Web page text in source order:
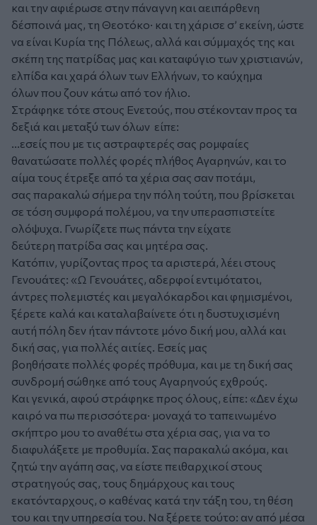
και την αφιέρωσε στην πάναγνη και αειπάρθενη
δέσποινά μας, τη Θεοτόκο· και τη χάρισε σ’ εκείνη, ώστε
να είναι Κυρία της Πόλεως, αλλά και σύμμαχός της και
σκέπη της πατρίδας μας και καταφύγιο των χριστιανών,
ελπίδα και χαρά όλων των Ελλήνων, το καύχημα
όλων που ζουν κάτω από τον ήλιο.
Στράφηκε τότε στους Ενετούς, που στέκονταν προς τα
δεξιά και μεταξύ των όλων είπε:
...εσείς που με τις αστραφτερές σας ρομφαίες
θανατώσατε πολλές φορές πλήθος Αγαρηνών, και το
αίμα τους έτρεξε από τα χέρια σας σαν ποτάμι,
σας παρακαλώ σήμερα την πόλη τούτη, που βρίσκεται
σε τόση συμφορά πολέμου, να την υπερασπιστείτε
ολόψυχα. Γνωρίζετε πως πάντα την είχατε
δεύτερη πατρίδα σας και μητέρα σας.
Κατόπιν, γυρίζοντας προς τα αριστερά, λέει στους
Γενουάτες: «Ω Γενουάτες, αδερφοί εντιμότατοι,
άντρες πολεμιστές και μεγαλόκαρδοι και φημισμένοι,
ξέρετε καλά και καταλαβαίνετε ότι η δυστυχισμένη
αυτή πόλη δεν ήταν πάντοτε μόνο δική μου, αλλά και
δική σας, για πολλές αιτίες. Εσείς μας
βοηθήσατε πολλές φορές πρόθυμα, και με τη δική σας
συνδρομή σώθηκε από τους Αγαρηνούς εχθρούς.
Και γενικά, αφού στράφηκε προς όλους, είπε: «Δεν έχω
καιρό να πω περισσότερα· μοναχά το ταπεινωμένο
σκήπτρο μου το αναθέτω στα χέρια σας, για να το
διαφυλάξετε με προθυμία. Σας παρακαλώ ακόμα, και
ζητώ την αγάπη σας, να είστε πειθαρχικοί στους
στρατηγούς σας, τους δημάρχους και τους
εκατόνταρχους, ο καθένας κατά την τάξη του, τη θέση
του και την υπηρεσία του. Να ξέρετε τούτο: αν από μέσα